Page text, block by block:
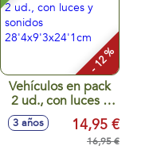
- 12 %
Vehículos en pack
2 ud., con luces y
sonidos
28'4x9'3x24'1cm
3 años 14,95 €
16,95 €